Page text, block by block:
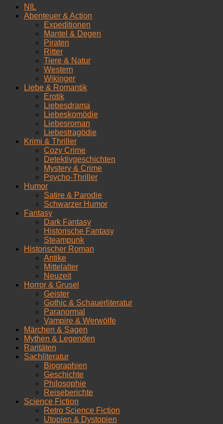
NIL
Abenteuer & Action
Expeditionen
Mantel & Degen
Piraten
Ritter
Tiere & Natur
Western
Wikinger
Liebe & Romantik
Erotik
Liebesdrama
Liebeskomödie
Liebesroman
Liebestragödie
Krimi & Thriller
Cozy Crime
Detektivgeschichten
Mystery & Crime
Psycho-Thriller
Humor
Satire & Parodie
Schwarzer Humor
Fantasy
Dark Fantasy
Historische Fantasy
Steampunk
Historischer Roman
Antike
Mittelalter
Neuzeit
Horror & Grusel
Geister
Gothic & Schauerliteratur
Paranormal
Vampire & Werwölfe
Märchen & Sagen
Mythen & Legenden
Raritäten
Sachliteratur
Biographien
Geschichte
Philosophie
Reiseberichte
Science Fiction
Retro Science Fiction
Utopien & Dystopien